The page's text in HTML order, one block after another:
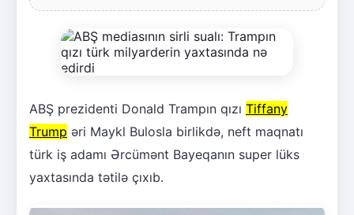
ABŞ prezidenti Donald Trampın qızı Tiffany
Trump əri Maykl Bulosla birlikdə, neft maqnatı
türk iş adamı Ərcümənt Bayeqanın super lüks
yaxtasında tətilə çıxıb.